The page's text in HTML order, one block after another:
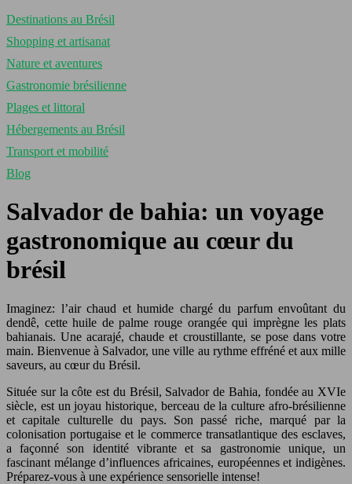
Destinations au Brésil
Shopping et artisanat
Nature et aventures
Gastronomie brésilienne
Plages et littoral
Hébergements au Brésil
Transport et mobilité
Blog
Salvador de bahia: un voyage
gastronomique au cœur du
brésil
Imaginez: l’air chaud et humide chargé du parfum envoûtant du
dendê, cette huile de palme rouge orangée qui imprègne les plats
bahianais. Une acarajé, chaude et croustillante, se pose dans votre
main. Bienvenue à Salvador, une ville au rythme effréné et aux mille
saveurs, au cœur du Brésil.
Située sur la côte est du Brésil, Salvador de Bahia, fondée au XVIe
siècle, est un joyau historique, berceau de la culture afro-brésilienne
et capitale culturelle du pays. Son passé riche, marqué par la
colonisation portugaise et le commerce transatlantique des esclaves,
a façonné son identité vibrante et sa gastronomie unique, un
fascinant mélange d’influences africaines, européennes et indigènes.
Préparez-vous à une expérience sensorielle intense!